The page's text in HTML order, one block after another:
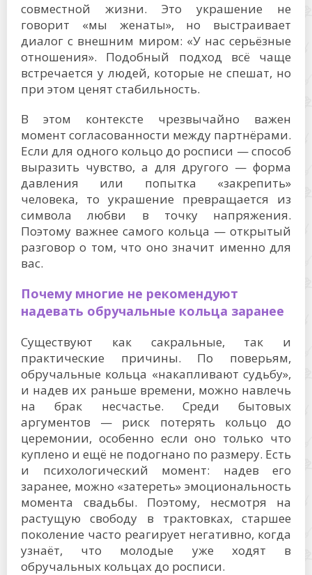
совместной жизни. Это украшение не
говорит «мы женаты», но выстраивает
диалог с внешним миром: «У нас серьёзные
отношения». Подобный подход всё чаще
встречается у людей, которые не спешат, но
при этом ценят стабильность.
В этом контексте чрезвычайно важен
момент согласованности между партнёрами.
Если для одного кольцо до росписи — способ
выразить чувство, а для другого — форма
давления или попытка «закрепить»
человека, то украшение превращается из
символа любви в точку напряжения.
Поэтому важнее самого кольца — открытый
разговор о том, что оно значит именно для
вас.
Почему многие не рекомендуют
надевать обручальные кольца заранее
Существуют как сакральные, так и
практические причины. По поверьям,
обручальные кольца «накапливают судьбу»,
и надев их раньше времени, можно навлечь
на брак несчастье. Среди бытовых
аргументов — риск потерять кольцо до
церемонии, особенно если оно только что
куплено и ещё не подогнано по размеру. Есть
и психологический момент: надев его
заранее, можно «затереть» эмоциональность
момента свадьбы. Поэтому, несмотря на
растущую свободу в трактовках, старшее
поколение часто реагирует негативно, когда
узнаёт, что молодые уже ходят в
обручальных кольцах до росписи.